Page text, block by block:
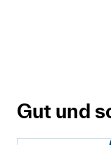
Gut und